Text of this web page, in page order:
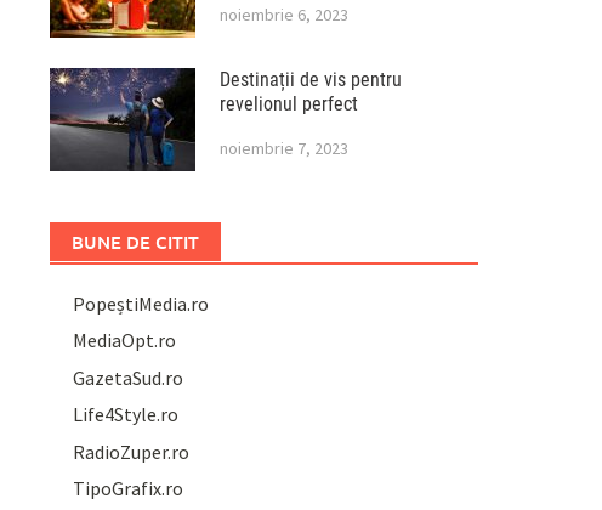
noiembrie 6, 2023
Destinații de vis pentru
revelionul perfect
noiembrie 7, 2023
BUNE DE CITIT
PopeștiMedia.ro
MediaOpt.ro
GazetaSud.ro
Life4Style.ro
RadioZuper.ro
TipoGrafix.ro